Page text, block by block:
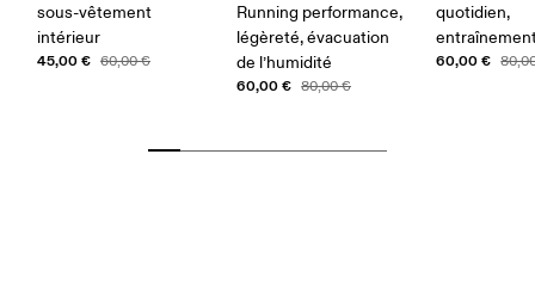
sous-vêtement
intérieur
45,00 € 60,00 €
Running performance,
légèreté, évacuation
de l’humidité
60,00 € 80,00 €
quotidien,
60,00 €